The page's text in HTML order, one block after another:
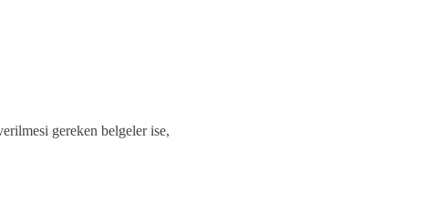
gereken belgeler ise,